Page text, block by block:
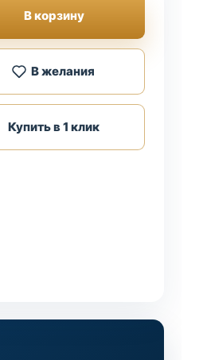
В корзину
В желания
Купить в 1 клик